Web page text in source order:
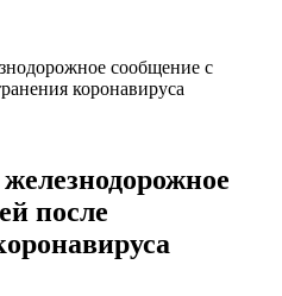
сообщение с
коронавируса
после